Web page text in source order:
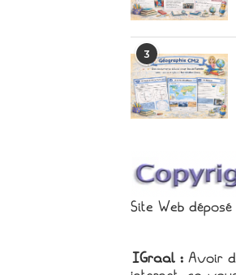
3
Site Web déposé
IGraal :Avoir